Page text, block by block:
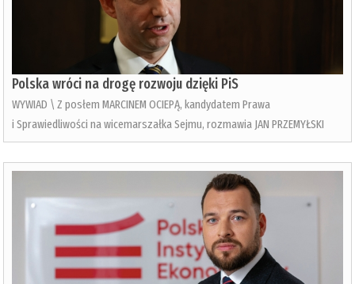
Polska wróci na drogę rozwoju dzięki PiS
WYWIAD \ Z posłem MARCINEM OCIEPĄ, kandydatem Prawa
i Sprawiedliwości na wicemarszałka Sejmu, rozmawia JAN PRZEMYŁSKI